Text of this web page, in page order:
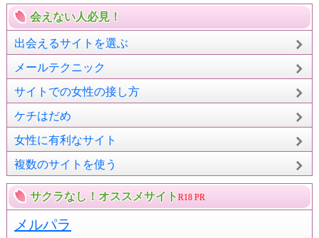
会えない人必見！
出会えるサイトを選ぶ
メールテクニック
サイトでの女性の接し方
ケチはだめ
女性に有利なサイト
複数のサイトを使う
サクラなし！オススメサイトR18 PR
メルパラ